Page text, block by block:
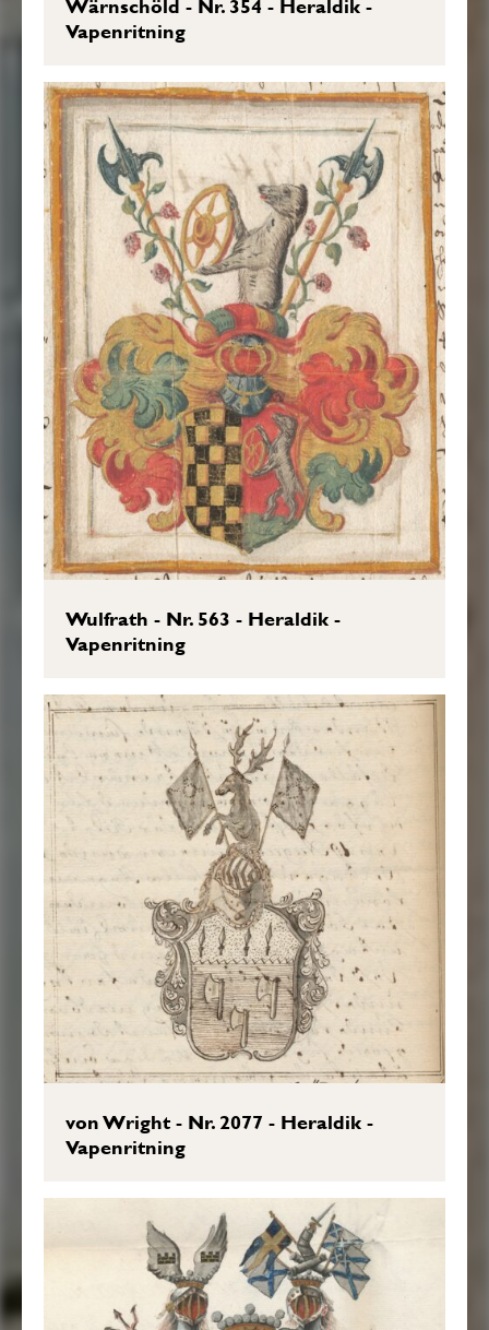
Wärnschöld - Nr. 354 - Heraldik -
Vapenritning
Wulfrath - Nr. 563 - Heraldik -
Vapenritning
von Wright - Nr. 2077 - Heraldik -
Vapenritning